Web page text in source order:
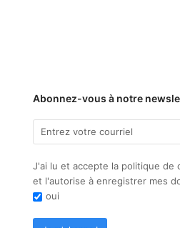
Abonnez-vous à notre
J'ai lu et accepte la politique de
et l'autorise à enregistrer mes
oui